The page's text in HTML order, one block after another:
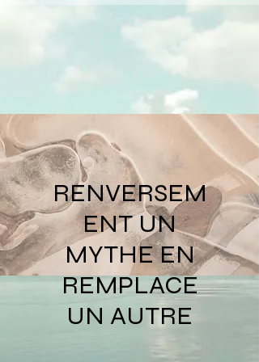
RENVERSEM
ENT UN
MYTHE EN
REMPLACE
UN AUTRE